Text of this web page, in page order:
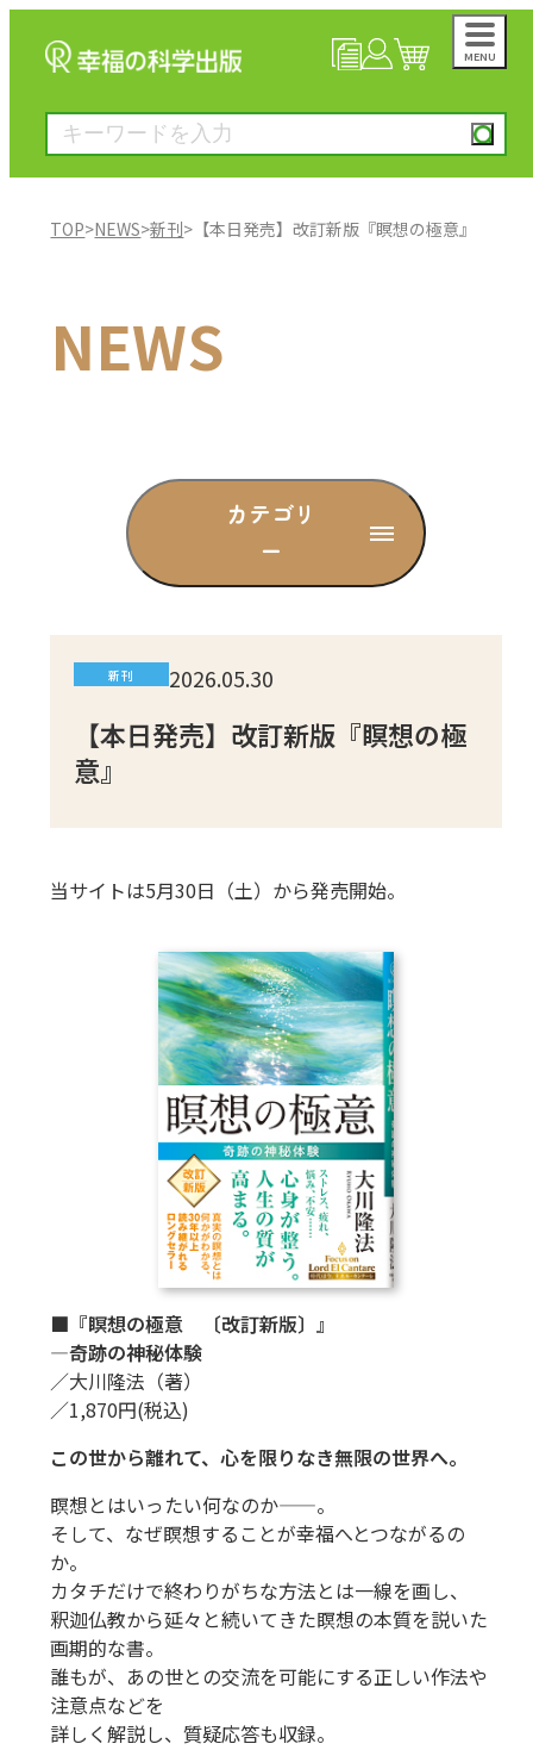
MENU
一般書
雑誌
CD
DVD・ブルーレイ
雑貨
TOP>NEWS>新刊> 【本日発売】改訂新版『瞑想の極意』
NEWS
カテゴリ
ー
新刊 2026.05.30
【本日発売】改訂新版『瞑想の極
意』
当サイトは5月30日（土）から発売開始。
■『瞑想の極意 〔改訂新版〕』
―奇跡の神秘体験
／大川隆法（著）
／1,870円(税込)
この世から離れて、心を限りなき無限の世界へ。
瞑想とはいったい何なのか——。
そして、なぜ瞑想することが幸福へとつながるの
か。
カタチだけで終わりがちな方法とは一線を画し、
釈迦仏教から延々と続いてきた瞑想の本質を説いた
画期的な書。
誰もが、あの世との交流を可能にする正しい作法や
注意点などを
詳しく解説し、質疑応答も収録。